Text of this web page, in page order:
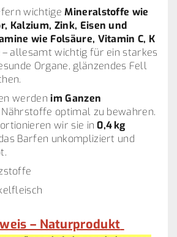
wichtigeMineralstoffe wie
Kalzium, Zink, Eisen und
wie Folsäure, Vitamin C, K
– allesamt wichtig für ein starkes
Organe, glänzendes Fell
werdenim Ganzen
Nährstoffe optimal zu bewahren.
wir sie in0,4 kg
Barfen unkompliziert und
– Naturprodukt